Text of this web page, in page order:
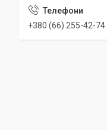
+380 (66) 255-42-74